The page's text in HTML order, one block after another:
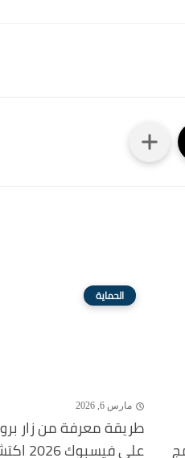
الحماية
مارس 6, 2026
طريقة معرفة من زار
على